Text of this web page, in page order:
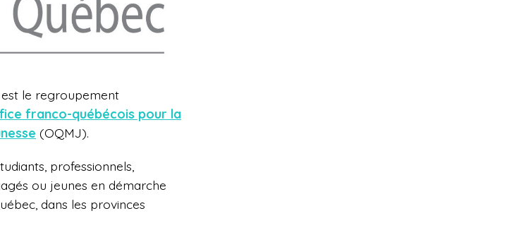
le regroupement
franco-québécois pour la
(OQMJ).
professionnels,
ou jeunes en démarche
dans les provinces